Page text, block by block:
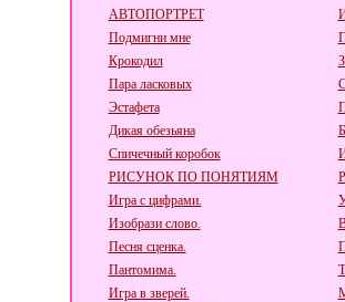
АВТОПОРТРЕТ
Подмигни мне
Крокодил
Пара ласковых
Эстафета
Дикая обезьяна
Спичечный коробок
РИСУНОК ПО ПОНЯТИЯМ
Игра с цифрами.
Изобрази слово.
Песня сценка.
Пантомима.
Игра в зверей.